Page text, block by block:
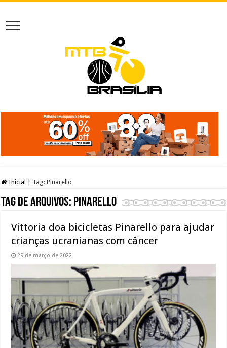
Inicial Tag:Pinarello
Tag de arquivos: Pinarello
Vittoria doa bicicletas Pinarello para ajudar
crianças ucranianas com câncer
29 de março de 2022